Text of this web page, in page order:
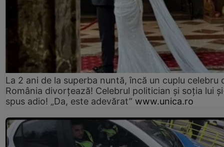
La 2 ani de la superba nuntă, încă un cuplu celebru
România divorțează! Celebrul politician și soția lui
spus adio! „Da, este adevărat” www.unica.ro